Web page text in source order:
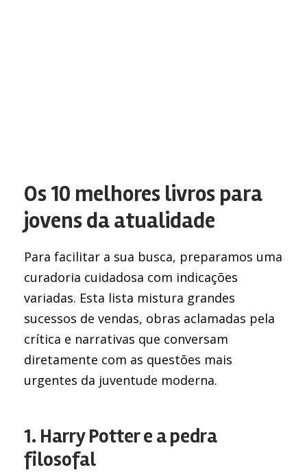
Os 10 melhores livros para
jovens da atualidade
Para facilitar a sua busca, preparamos uma
curadoria cuidadosa com indicações
variadas. Esta lista mistura grandes
sucessos de vendas, obras aclamadas pela
crítica e narrativas que conversam
diretamente com as questões mais
urgentes da juventude moderna.
1. Harry Potter e a pedra
filosofal